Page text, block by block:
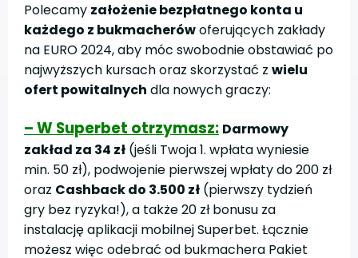
Polecamy założenie bezpłatnego konta u
każdego z bukmacherówoferujących zakłady
na EURO 2024, aby móc swobodnie obstawiać po
najwyższych kursach oraz skorzystać z wielu
ofert powitalnych dla nowych graczy:
– W Superbet otrzymasz: Darmowy
zakład za 34 zł (jeśli Twoja 1. wpłata wyniesie
min. 50 zł), podwojenie pierwszej wpłaty do 200 zł
oraz Cashback do 3.500 zł (pierwszy tydzień
gry bez ryzyka!), a także 20 zł bonusu za
instalację aplikacji mobilnej Superbet. Łącznie
możesz więc odebrać od bukmachera Pakiet